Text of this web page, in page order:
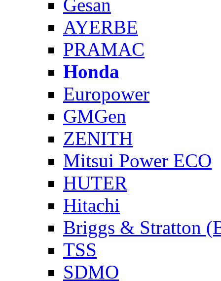
Gesan
AYERBE
PRAMAC
Honda
Europower
GMGen
ZENITH
Mitsui Power ECO
HUTER
Hitachi
Briggs & Stratton
TSS
SDMO